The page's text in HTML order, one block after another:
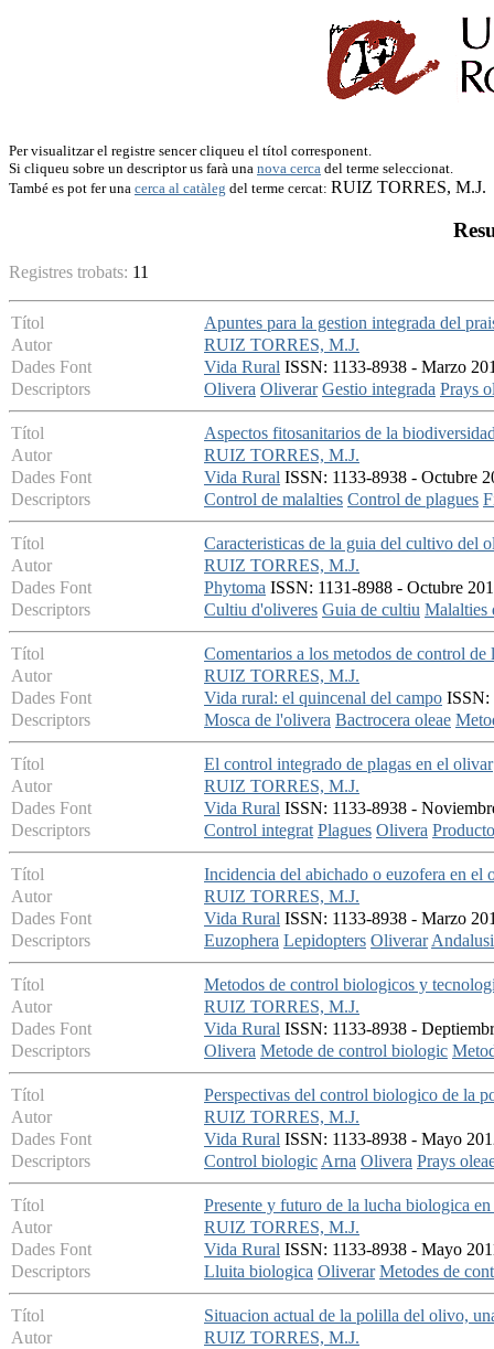
Per visualitzar el registre sencer cliqueu el títol corresponent.
Si cliqueu sobre un descriptor us farà una nova cerca del terme seleccionat.
També es pot fer una cerca al catàleg del terme cercat: RUIZ TORRES, M.J.
Registres trobats: 11
Títol
Apuntes para la gestion integrada del
Autor
RUIZ TORRES, M.J.
Dades Font
Vida Rural ISSN: 1133-8938 - Marzo
Descriptors
Olivera Oliverar Gestio integrada Prays
Títol
Aspectos fitosanitarios de la
Autor
RUIZ TORRES, M.J.
Dades Font
Vida Rural ISSN: 1133-8938 - Octubre
Descriptors
Control de malalties Control de plagues
Títol
Caracteristicas de la guia del cultivo del
Autor
RUIZ TORRES, M.J.
Dades Font
Phytoma ISSN: 1131-8988 - Octubre
Descriptors
Cultiu d'oliveres Guia de cultiu Malalties
Títol
Comentarios a los metodos de control
Autor
RUIZ TORRES, M.J.
Dades Font
Vida rural: el quincenal del campo ISSN:
Descriptors
Mosca de l'olivera Bactrocera oleae
Títol
El control integrado de plagas en el olivar
Autor
RUIZ TORRES, M.J.
Dades Font
Vida Rural ISSN: 1133-8938 -
Descriptors
Control integrat Plagues Olivera
Títol
Incidencia del abichado o euzofera en el
Autor
RUIZ TORRES, M.J.
Dades Font
Vida Rural ISSN: 1133-8938 - Marzo
Descriptors
Euzophera Lepidopters Oliverar
Títol
Metodos de control biologicos y
Autor
RUIZ TORRES, M.J.
Dades Font
Vida Rural ISSN: 1133-8938 -
Descriptors
Olivera Metode de control biologic
Títol
Perspectivas del control biologico de la
Autor
RUIZ TORRES, M.J.
Dades Font
Vida Rural ISSN: 1133-8938 - Mayo
Descriptors
Control biologicArna Olivera Prays
Títol
Presente y futuro de la lucha biologica
Autor
RUIZ TORRES, M.J.
Dades Font
Vida Rural ISSN: 1133-8938 - Mayo
Descriptors
Lluita biologica Oliverar Metodes de
Títol
Situacion actual de la polilla del olivo,
Autor
RUIZ TORRES, M.J.